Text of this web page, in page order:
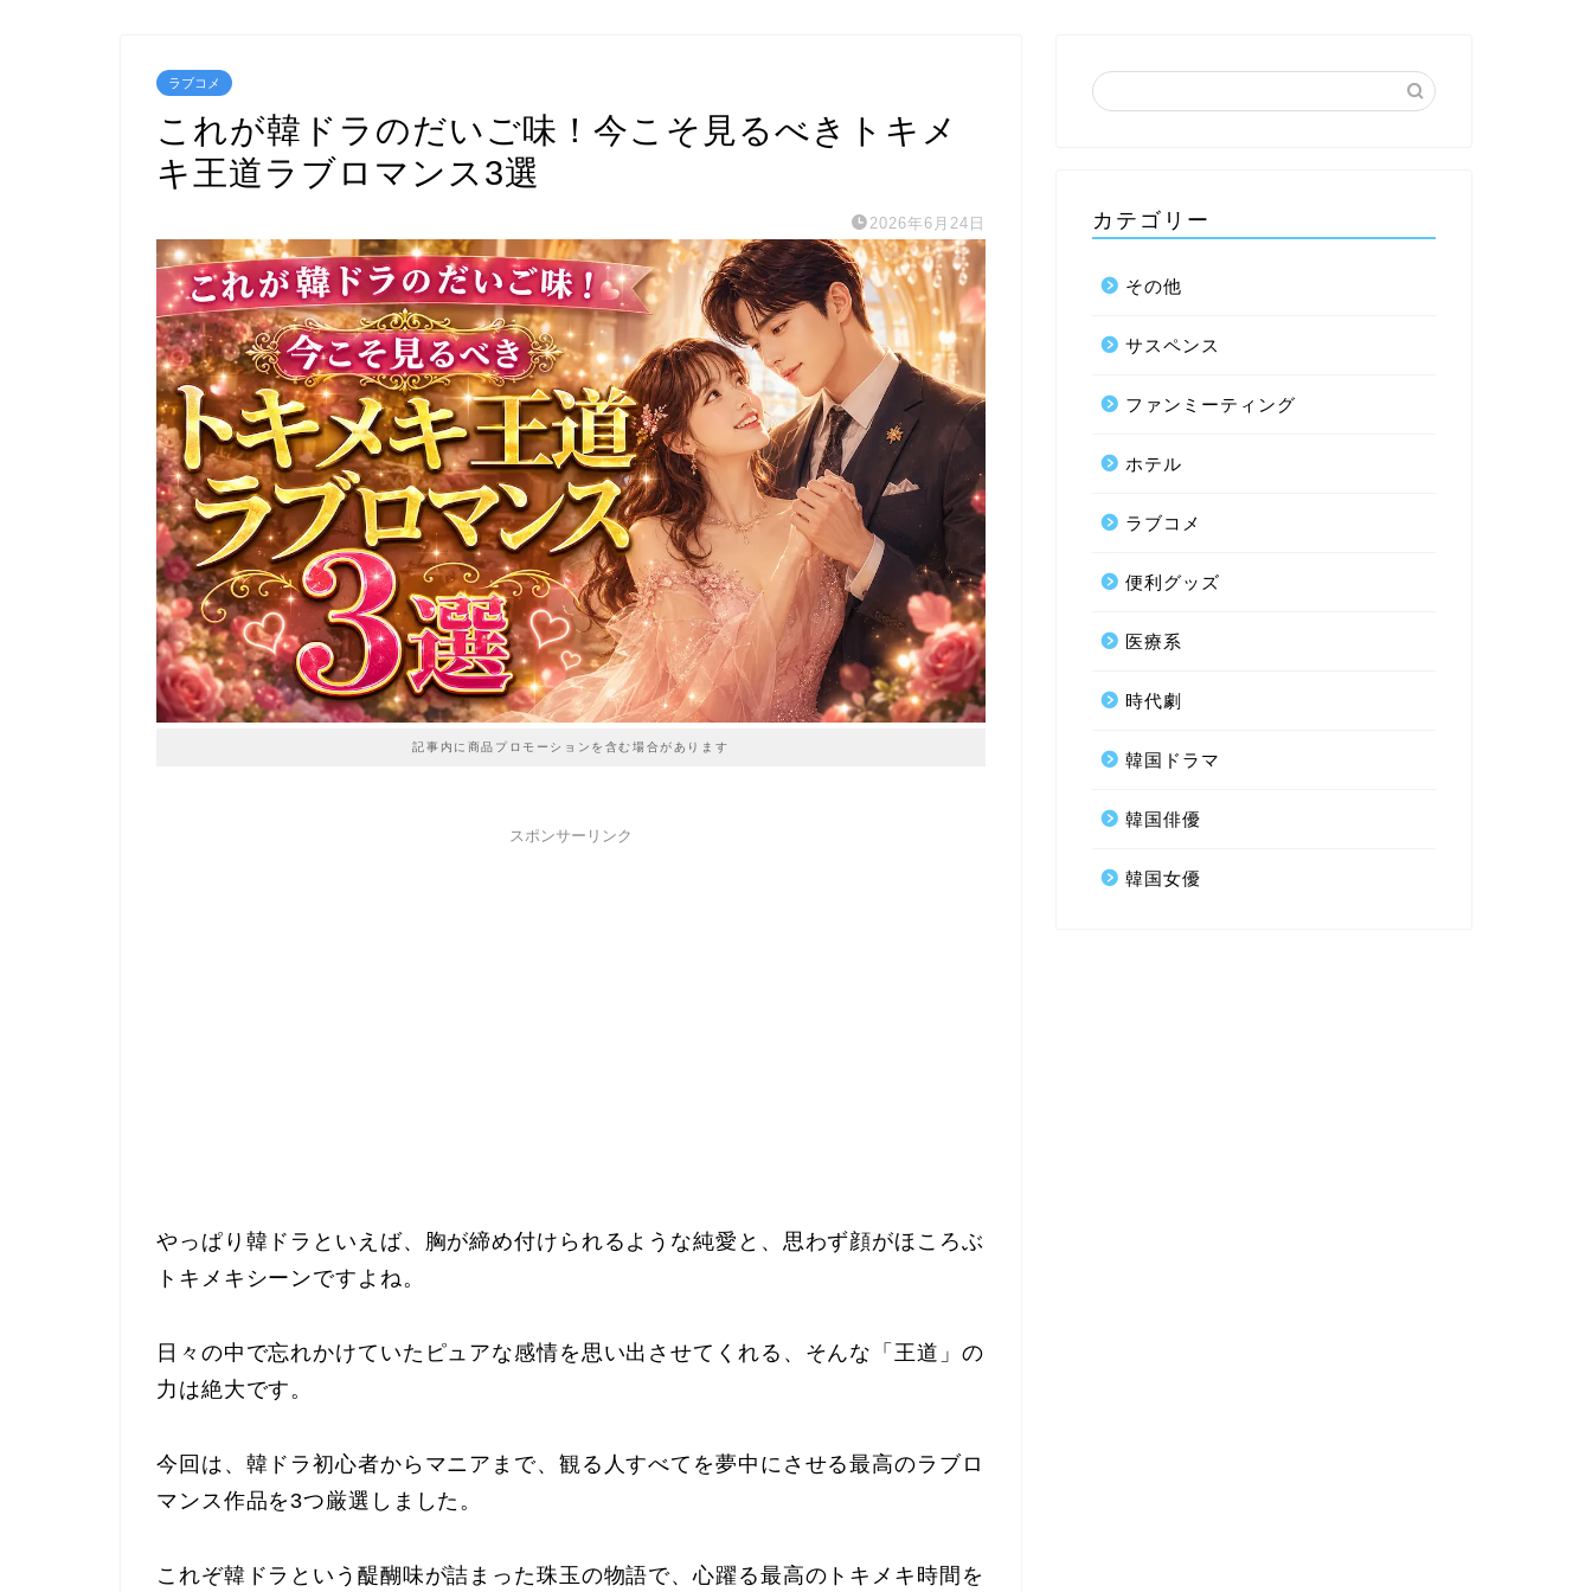
ラブコメ
これが韓ドラのだいご味！今こそ見るべきトキメ
キ王道ラブロマンス3選
2026年6月24日
記事内に商品プロモーションを含む場合があります
スポンサーリンク
やっぱり韓ドラといえば、胸が締め付けられるような純愛と、思わず顔がほころぶ
トキメキシーンですよね。
日々の中で忘れかけていたピュアな感情を思い出させてくれる、そんな「王道」の
力は絶大です。
今回は、韓ドラ初心者からマニアまで、観る人すべてを夢中にさせる最高のラブロ
マンス作品を3つ厳選しました。
これぞ韓ドラという醍醐味が詰まった珠玉の物語で、心躍る最高のトキメキ時間を
カテゴリー
その他
サスペンス
ファンミーティング
ホテル
ラブコメ
便利グッズ
医療系
時代劇
韓国ドラマ
韓国俳優
韓国女優